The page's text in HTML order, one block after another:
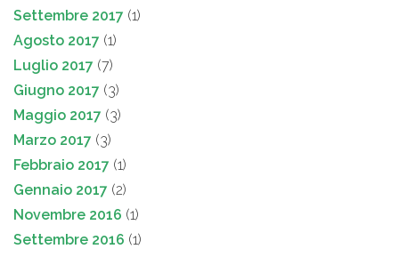
Settembre 2017 (1)
Agosto 2017 (1)
Luglio 2017 (7)
Giugno 2017 (3)
Maggio 2017 (3)
Marzo 2017 (3)
Febbraio 2017 (1)
Gennaio 2017 (2)
Novembre 2016 (1)
Settembre 2016 (1)